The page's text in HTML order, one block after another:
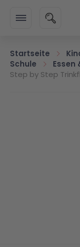
SUCHE
Startseite
Schule
Essen
Step by Step
Zum Ende der